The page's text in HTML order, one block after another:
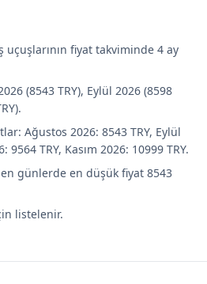
fiyat takviminde 4 ay
(8543 TRY), Eylül 2026 (8598
Ağustos 2026: 8543 TRY, Eylül
9564 TRY, Kasım 2026: 10999 TRY.
günlerde en düşük fiyat 8543
listelenir.